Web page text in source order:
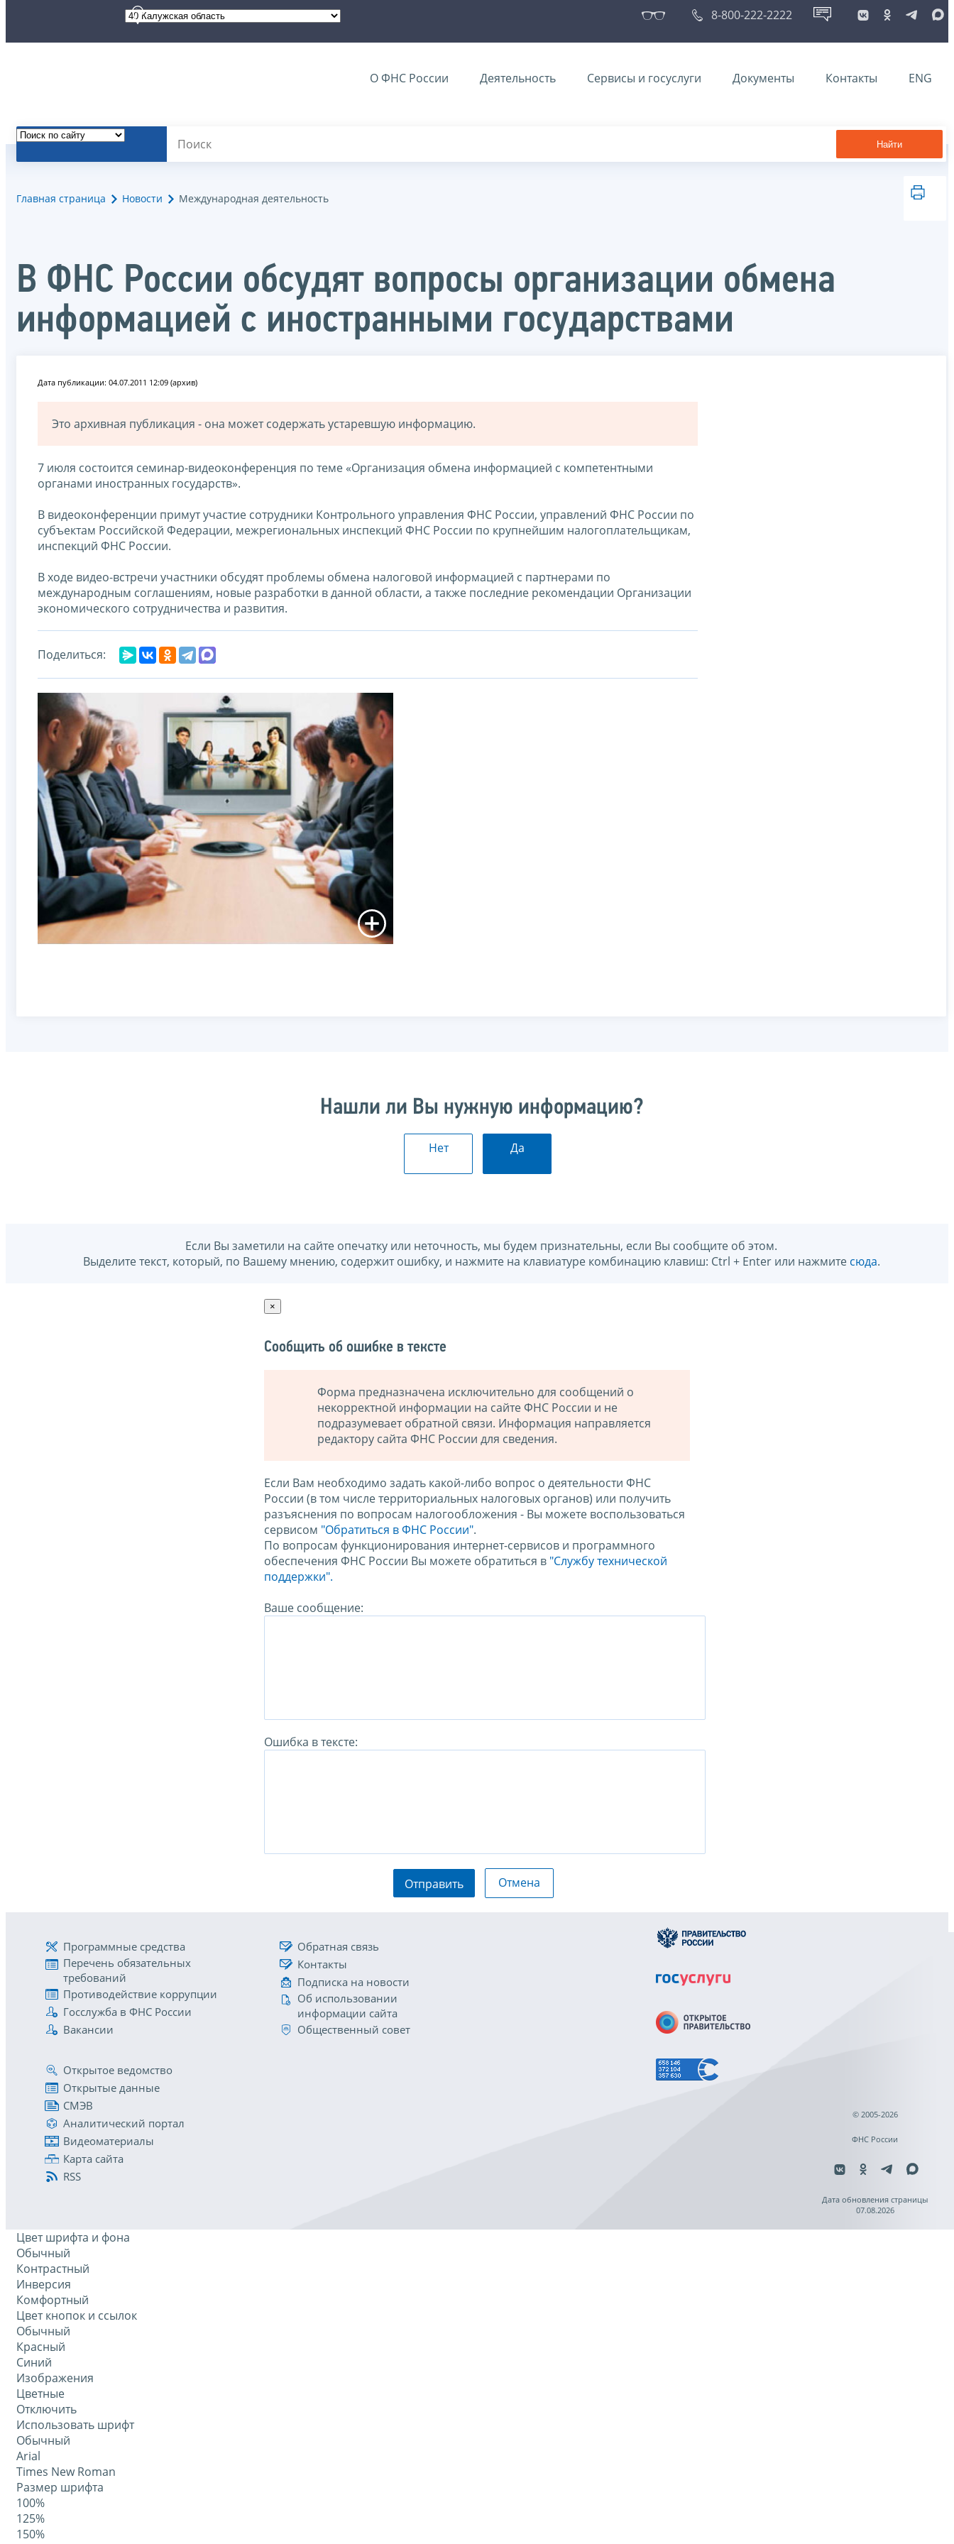
8-800-222-2222
О ФНС России Деятельность Сервисы и госуслуги Документы Контакты ENG
Найти
Главная страница Новости Международная деятельность
В ФНС России обсудят вопросы организации обмена
информацией с иностранными государствами
Дата публикации: 04.07.2011 12:09 (архив)
Это архивная публикация - она может содержать устаревшую информацию.
7 июля состоится семинар-видеоконференция по теме «Организация обмена информацией с компетентными
органами иностранных государств».
В видеоконференции примут участие сотрудники Контрольного управления ФНС России, управлений ФНС России по
субъектам Российской Федерации, межрегиональных инспекций ФНС России по крупнейшим налогоплательщикам,
инспекций ФНС России.
В ходе видео-встречи участники обсудят проблемы обмена налоговой информацией с партнерами по
международным соглашениям, новые разработки в данной области, а также последние рекомендации Организации
экономического сотрудничества и развития.
Поделиться:
Нашли ли Вы нужную информацию?
Нет Да
Если Вы заметили на сайте опечатку или неточность, мы будем признательны, если Вы сообщите об этом.
Выделите текст, который, по Вашему мнению, содержит ошибку, и нажмите на клавиатуре комбинацию клавиш: Ctrl + Enter или нажмите сюда.
×
Сообщить об ошибке в тексте
Форма предназначена исключительно для сообщений о
некорректной информации на сайте ФНС России и не
подразумевает обратной связи. Информация направляется
редактору сайта ФНС России для сведения.
Если Вам необходимо задать какой-либо вопрос о деятельности ФНС
России (в том числе территориальных налоговых органов) или получить
разъяснения по вопросам налогообложения - Вы можете воспользоваться
сервисом "Обратиться в ФНС России".
По вопросам функционирования интернет-сервисов и программного
обеспечения ФНС России Вы можете обратиться в "Службу технической
поддержки".
Ваше сообщение:
Ошибка в тексте:
Отправить Отмена
Программные средства
Перечень обязательных
требований
Противодействие коррупции
Госслужба в ФНС России
Вакансии
Обратная связь
Контакты
Подписка на новости
Об использовании
информации сайта
Общественный совет
Открытое ведомство
Открытые данные
СМЭВ
Аналитический портал
Видеоматериалы
Карта сайта
RSS
© 2005-2026
ФНС России
Дата обновления страницы
07.08.2026
Цвет шрифта и фона
Обычный
Контрастный
Инверсия
Комфортный
Цвет кнопок и ссылок
Обычный
Красный
Синий
Изображения
Цветные
Отключить
Использовать шрифт
Обычный
Arial
Times New Roman
Размер шрифта
100%
125%
150%